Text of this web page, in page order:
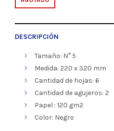
DESCRIPCIÓN
Tamaño: N° 5
Medida: 220 x 320 mm
Cantidad de hojas: 6
Cantidad de agujeros: 2
Papel : 120 gm2
Color: Negro